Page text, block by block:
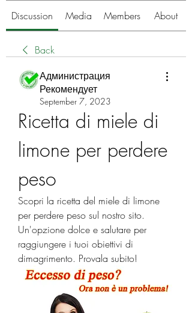
Discussion Media Members About
Back
Администрация
Рекомендует
September 7, 2023
Ricetta di miele di
limone per perdere
peso
Scopri la ricetta del miele di limone
per perdere peso sul nostro sito.
Un'opzione dolce e salutare per
raggiungere i tuoi obiettivi di
dimagrimento. Provala subito!